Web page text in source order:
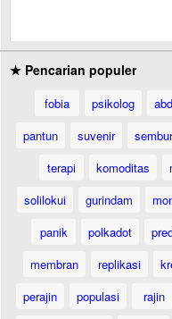
★ Pencarian populer
fobia psikolog
pantun
suvenir
terapi
komoditas
solilokui
gurindam
panik
polkadot
membran
replikasi
perajin
populasi rajin